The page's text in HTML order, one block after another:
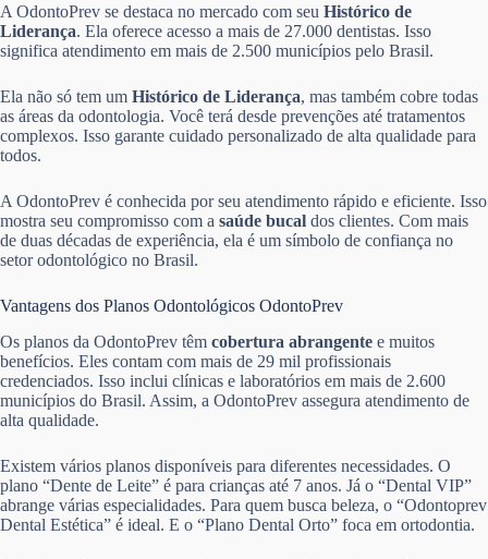
A OdontoPrev se destaca no mercado com seu Histórico de
Liderança. Ela oferece acesso a mais de 27.000 dentistas. Isso
significa atendimento em mais de 2.500 municípios pelo Brasil.
Ela não só tem um Histórico de Liderança, mas também cobre todas
as áreas da odontologia. Você terá desde prevenções até tratamentos
complexos. Isso garante cuidado personalizado de alta qualidade para
todos.
A OdontoPrev é conhecida por seu atendimento rápido e eficiente. Isso
mostra seu compromisso com a saúde bucal dos clientes. Com mais
de duas décadas de experiência, ela é um símbolo de confiança no
setor odontológico no Brasil.
Vantagens dos Planos Odontológicos OdontoPrev
Os planos da OdontoPrev têm cobertura abrangente e muitos
benefícios. Eles contam com mais de 29 mil profissionais
credenciados. Isso inclui clínicas e laboratórios em mais de 2.600
municípios do Brasil. Assim, a OdontoPrev assegura atendimento de
alta qualidade.
Existem vários planos disponíveis para diferentes necessidades. O
plano “Dente de Leite” é para crianças até 7 anos. Já o “Dental VIP”
abrange várias especialidades. Para quem busca beleza, o “Odontoprev
Dental Estética” é ideal. E o “Plano Dental Orto” foca em ortodontia.